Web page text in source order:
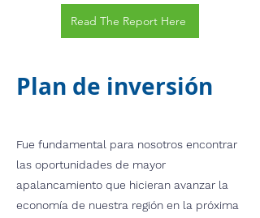
Read The Report Here
Plan de inversión
Fue fundamental para nosotros encontrar
las oportunidades de mayor
apalancamiento que hicieran avanzar la
economía de nuestra región en la próxima